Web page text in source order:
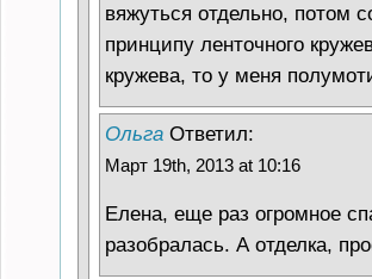
вяжуться отдельно, потом
принципу ленточного
кружева, то у меня
Ольга Ответил:
Март 19th, 2013 at 10:16
Елена, еще раз огромное
разобралась. А отделка,